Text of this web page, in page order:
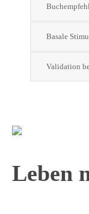
Basale
Validation
Leben